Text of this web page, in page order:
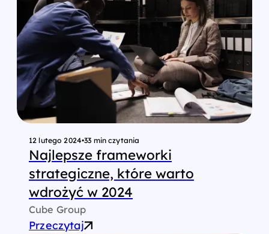
12 lutego 2024•33 min czytania
Najlepsze frameworki
strategiczne, które warto
wdrożyć w 2024
Cube Group
Przeczytaj